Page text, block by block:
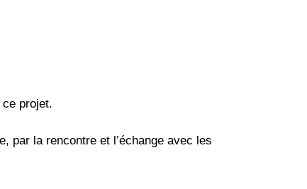
projet.
par la rencontre et l’échange avec les